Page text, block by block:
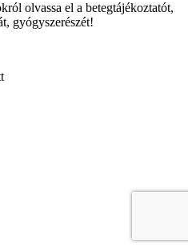
olvassa el a betegtájékoztatót,
gyógyszerészét!